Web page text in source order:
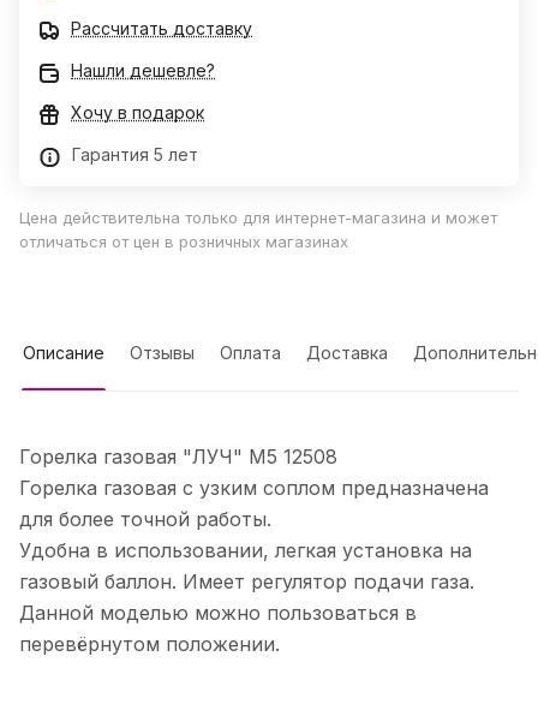
Рассчитать доставку
Нашли дешевле?
Хочу в подарок
Гарантия 5 лет
Цена действительна только для интернет-магазина и может
отличаться от цен в розничных магазинах
Описание Отзывы Оплата Доставка
Горелка газовая "ЛУЧ" М5 12508
Горелка газовая с узким соплом предназначена
для более точной работы.
Удобна в использовании, легкая установка на
газовый баллон. Имеет регулятор подачи газа.
Данной моделью можно пользоваться в
перевёрнутом положении.